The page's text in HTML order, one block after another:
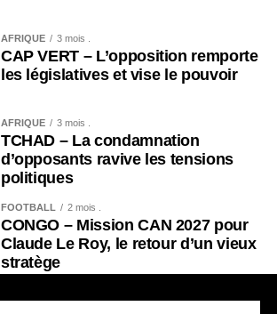
AFRIQUE 3 mois .
CAP VERT – L’opposition remporte
les législatives et vise le pouvoir
AFRIQUE 3 mois .
TCHAD – La condamnation
d’opposants ravive les tensions
politiques
FOOTBALL 2 mois .
CONGO – Mission CAN 2027 pour
Claude Le Roy, le retour d’un vieux
stratège